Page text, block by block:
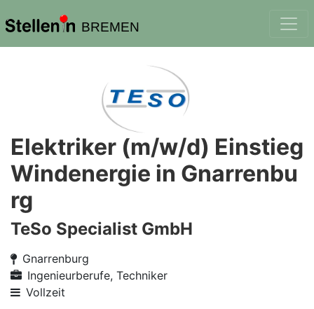
BREMEN
Elektriker (m/w/d) Einstieg
Windenergie in Gnarrenbu
rg
TeSo Specialist GmbH
Gnarrenburg
Ingenieurberufe, Techniker
Vollzeit